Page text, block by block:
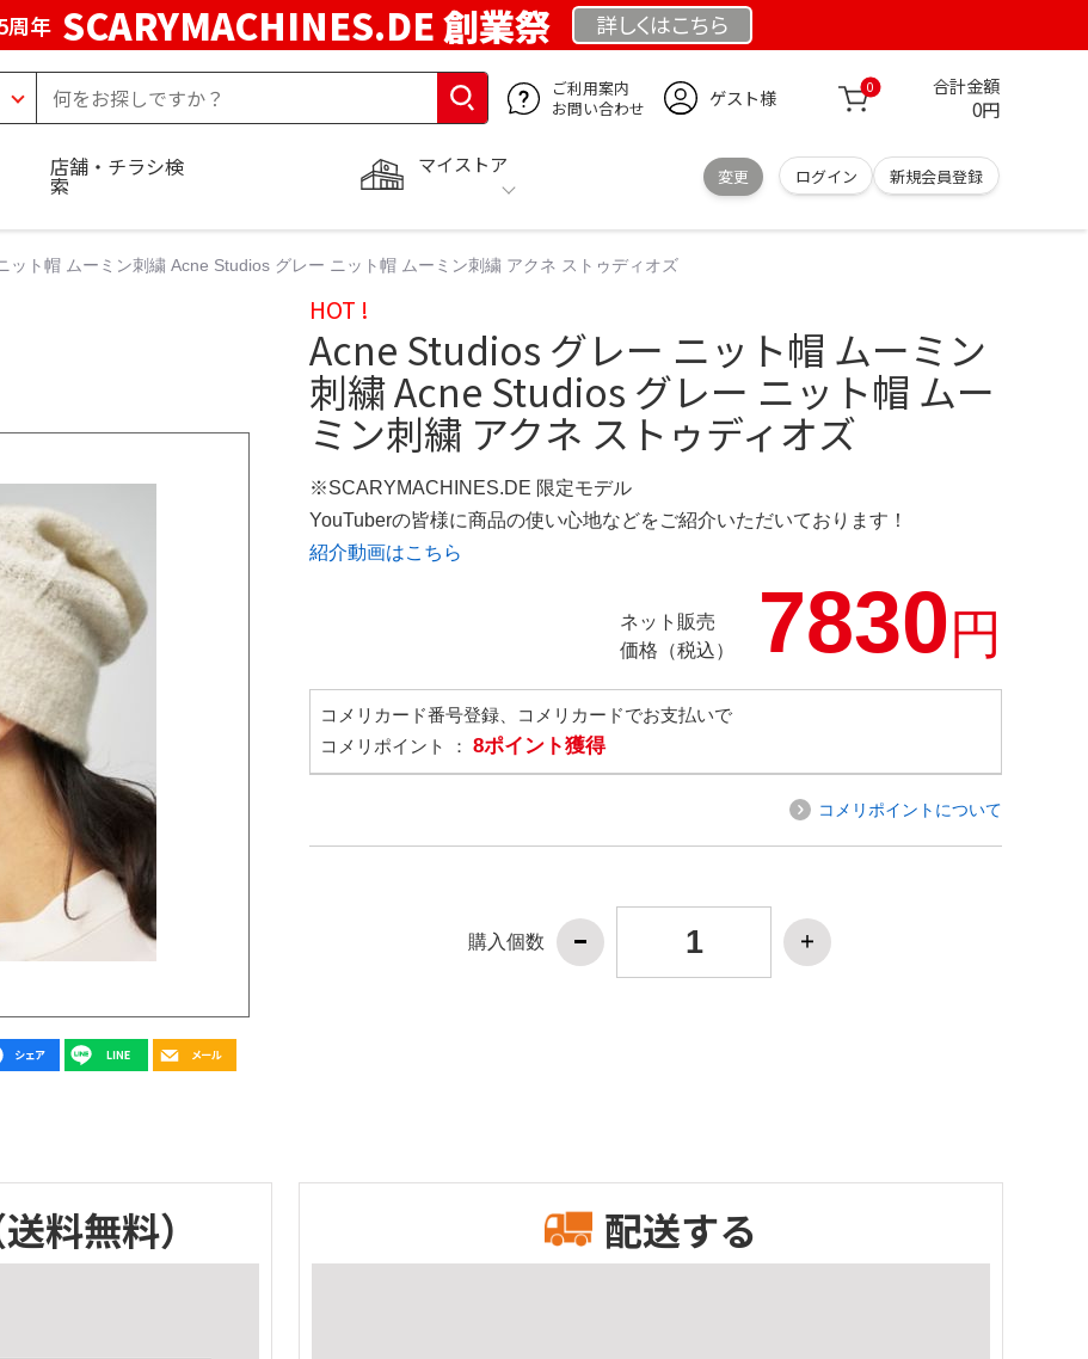
周年 SCARYMACHINES.DE 創業祭 詳しくはこちら
ご利用案内
お問い合わせ
ゲスト様 0 合計金額
0円
マイストア
変更 ログイン 新規会員登録
店舗・チラシ検
索
ット帽 ムーミン刺繍 Acne Studios グレー ニット帽 ムーミン刺繍 アクネ ストゥディオズ
HOT !
Acne Studios グレー ニット帽 ムーミン
刺繍 Acne Studios グレー ニット帽 ムー
ミン刺繍 アクネ ストゥディオズ
※SCARYMACHINES.DE 限定モデル
YouTuberの皆様に商品の使い心地などをご紹介いただいております！
紹介動画はこちら
ネット販売
価格（税込）
7830円
コメリカード番号登録、コメリカードでお支払いで
コメリポイント ： 8ポイント獲得
コメリポイントについて
購入個数
送料無料） 配送する